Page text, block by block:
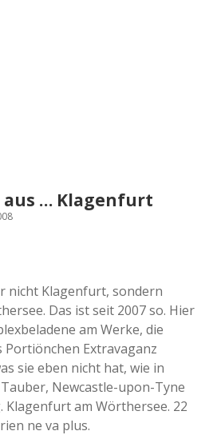
aus … Klagenfurt
nicht Klagenfurt, sondern
Das ist seit 2007 so. Hier
am Werke, die
Portiönchen Extravaganz
sie eben nicht hat, wie in
Newcastle-upon-Tyne
Klagenfurt am Wörthersee. 22
ne va plus.